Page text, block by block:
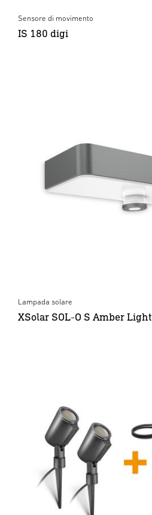
Sensore di movimento
IS 180 digi
Lampada solare
XSolar SOL-O S Amber Light